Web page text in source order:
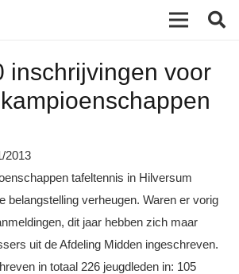
inschrijvingen voor
2013
tafeltennis in Hilversum
belangstelling verheugen. Waren er vorig
dit jaar hebben zich maar
uit de Afdeling Midden ingeschreven.
in totaal 226 jeugdleden in: 105